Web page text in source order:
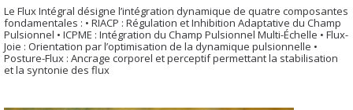
Le Flux Intégral désigne l’intégration dynamique de quatre composantes
fondamentales : • RIACP : Régulation et Inhibition Adaptative du Champ
Pulsionnel • ICPME : Intégration du Champ Pulsionnel Multi-Échelle • Flux-
Joie : Orientation par l’optimisation de la dynamique pulsionnelle •
Posture-Flux : Ancrage corporel et perceptif permettant la stabilisation
et la syntonie des flux